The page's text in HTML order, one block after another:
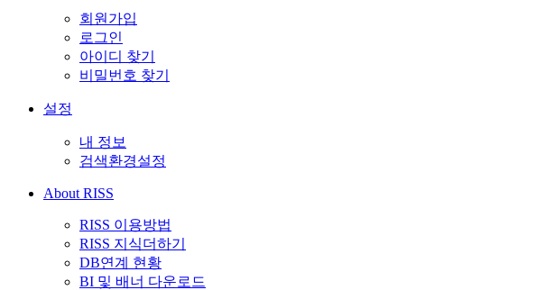
회원가입
로그인
아이디 찾기
비밀번호 찾기
설정
내 정보
검색환경설정
About RISS
RISS 이용방법
RISS 지식더하기
DB연계 현황
BI 및 배너 다운로드